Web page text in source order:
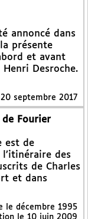
annoncé dans
présente
et avant
Desroche.
20 septembre 2017
Fourier
est de
des
de Charles
et dans
le décembre 1995
le 10 juin 2009